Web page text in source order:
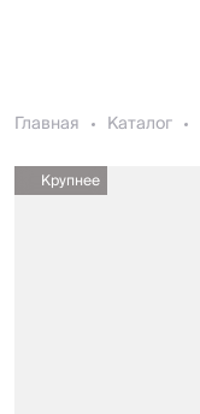
Главная Каталог
Крупнее